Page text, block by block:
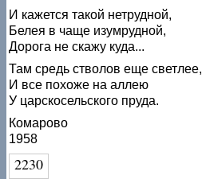
И кажется такой нетрудной,
Белея в чаще изумрудной,
Дорога не скажу куда...
Там средь стволов еще светлее,
И все похоже на аллею
У царскосельского пруда.
Комарово
1958
2230